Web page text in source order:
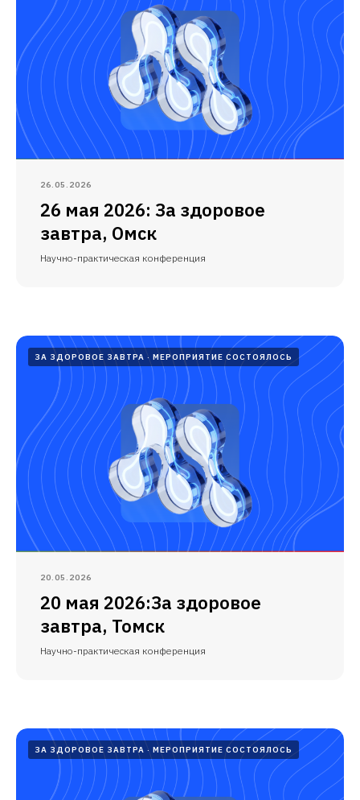
26.05.2026
26 мая 2026: За здоровое
завтра, Омск
Научно-практическая конференция
ЗА ЗДОРОВОЕ ЗАВТРА МЕРОПРИЯТИЕ СОСТОЯЛОСЬ
20.05.2026
20 мая 2026:За здоровое
завтра, Томск
Научно-практическая конференция
ЗА ЗДОРОВОЕ ЗАВТРА МЕРОПРИЯТИЕ СОСТОЯЛОСЬ